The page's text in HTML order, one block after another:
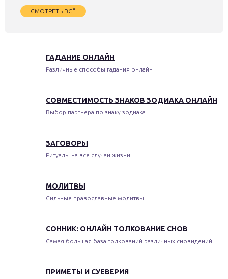
СМОТРЕТЬ ВСЁ
ГАДАНИЕ ОНЛАЙН
Различные способы гадания онлайн
СОВМЕСТИМОСТЬ ЗНАКОВ ЗОДИАКА ОНЛАЙН
Выбор партнера по знаку зодиака
ЗАГОВОРЫ
Ритуалы на все случаи жизни
МОЛИТВЫ
Сильные православные молитвы
СОННИК: ОНЛАЙН ТОЛКОВАНИЕ СНОВ
Самая большая база толкований различных сновидений
ПРИМЕТЫ И СУЕВЕРИЯ